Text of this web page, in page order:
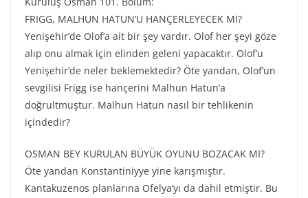
FRIGG, MALHUN HATUN’U HANÇERLEYECEK Mİ?
Yenişehir’de Olof’a ait bir şey vardır. Olof her şeyi göze
alıp onu almak için elinden geleni yapacaktır. Olof’u
Yenişehir’de neler beklemektedir? Öte yandan, Olof’un
sevgilisi Frigg ise hançerini Malhun Hatun’a
doğrultmuştur. Malhun Hatun nasıl bir tehlikenin
içindedir?
OSMAN BEY KURULAN BÜYÜK OYUNU BOZACAK MI?
Öte yandan Konstantiniyye yine karışmıştır.
Kantakuzenos planlarına Ofelya’yı da dahil etmiştir. Bu